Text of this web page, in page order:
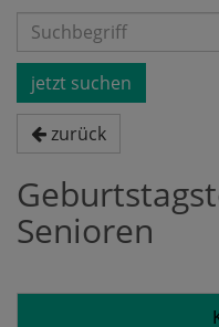
zurück
Senioren